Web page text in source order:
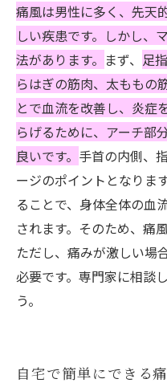
痛風は男性に多く、先天
しい疾患です。しかし、
法があります。 まず、 足
らはぎの筋肉、太ももの
とで血流を改善し、炎症
らげるために、アーチ部
良いです。 手首の内側、
ージのポイントとなりま
ることで、身体全体の血
されます。そのため、痛
ただし、痛みが激しい場
必要です。専門家に相談
う。
自宅で簡単にできる